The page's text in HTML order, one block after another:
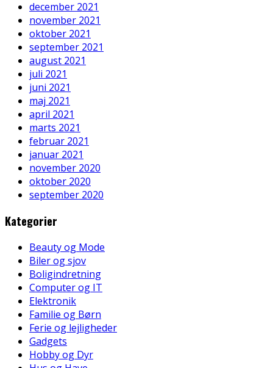
december 2021
november 2021
oktober 2021
september 2021
august 2021
juli 2021
juni 2021
maj 2021
april 2021
marts 2021
februar 2021
januar 2021
november 2020
oktober 2020
september 2020
Kategorier
Beauty og Mode
Biler og sjov
Boligindretning
Computer og IT
Elektronik
Familie og Børn
Ferie og lejligheder
Gadgets
Hobby og Dyr